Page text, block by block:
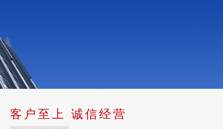
客户至上 诚信经营